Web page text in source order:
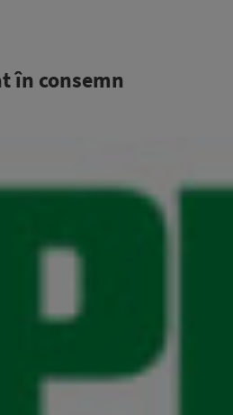
în consemn